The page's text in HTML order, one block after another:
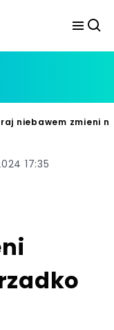
niebawem zmieni
17:35